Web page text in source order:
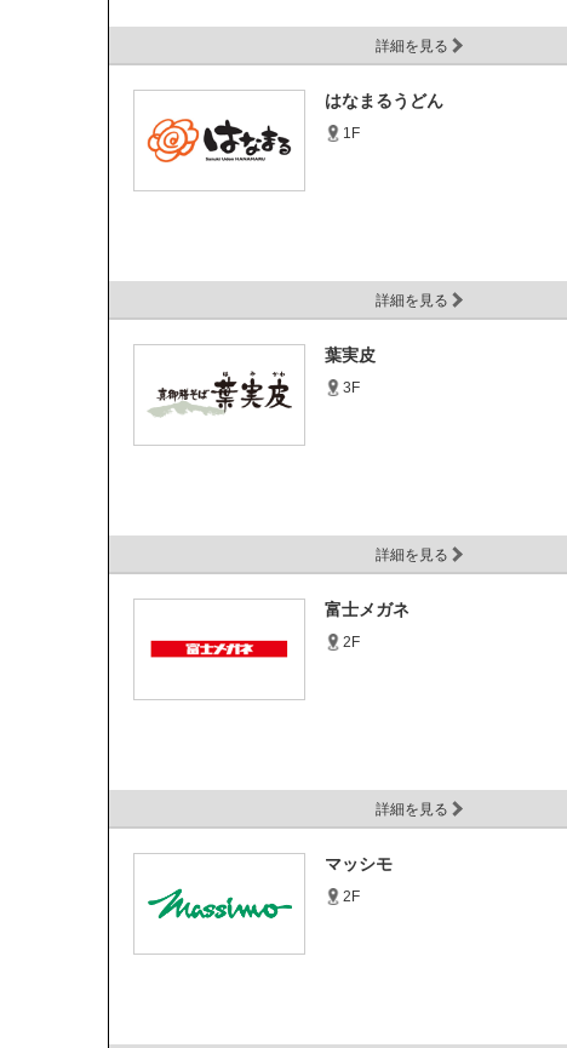
詳細を見る
はなまるうどん
1F
詳細を見る
葉実皮
3F
詳細を見る
富士メガネ
2F
詳細を見る
マッシモ
2F